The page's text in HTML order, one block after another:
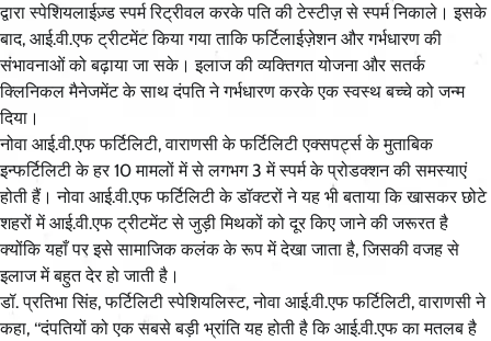
द्वारा स्पेशियलाईज़्ड स्पर्म रिट्रीवल करके पति की टेस्टीज़ से स्पर्म निकाले। इसके
बाद, आई.वी.एफ ट्रीटमेंट किया गया ताकि फर्टिलाईज़ेशन और गर्भधारण की
संभावनाओं को बढ़ाया जा सके। इलाज की व्यक्तिगत योजना और सतर्क
क्लिनिकल मैनेजमेंट के साथ दंपति ने गर्भधारण करके एक स्वस्थ बच्चे को जन्म
दिया।
नोवा आई.वी.एफ फर्टिलिटी, वाराणसी के फर्टिलिटी एक्सपर्ट्स के मुताबिक
इन्फर्टिलिटी के हर 10 मामलों में से लगभग 3 में स्पर्म के प्रोडक्शन की समस्याएं
होती हैं। नोवा आई.वी.एफ फर्टिलिटी के डॉक्टरों ने यह भी बताया कि खासकर छोटे
शहरों में आई.वी.एफ ट्रीटमेंट से जुड़ी मिथकों को दूर किए जाने की जरूरत है
क्योंकि यहाँ पर इसे सामाजिक कलंक के रूप में देखा जाता है, जिसकी वजह से
इलाज में बहुत देर हो जाती है।
डॉ. प्रतिभा सिंह, फर्टिलिटी स्पेशियलिस्ट, नोवा आई.वी.एफ फर्टिलिटी, वाराणसी ने
कहा, ‘‘दंपतियों को एक सबसे बड़ी भ्रांति यह होती है कि आई.वी.एफ का मतलब है